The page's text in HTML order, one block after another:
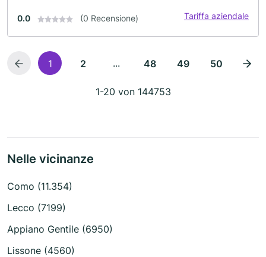
0.0 (0 Recensione) Tariffa aziendale
1 2 ... 48 49 50
1-20 von 144753
Nelle vicinanze
Como (11.354)
Lecco (7199)
Appiano Gentile (6950)
Lissone (4560)